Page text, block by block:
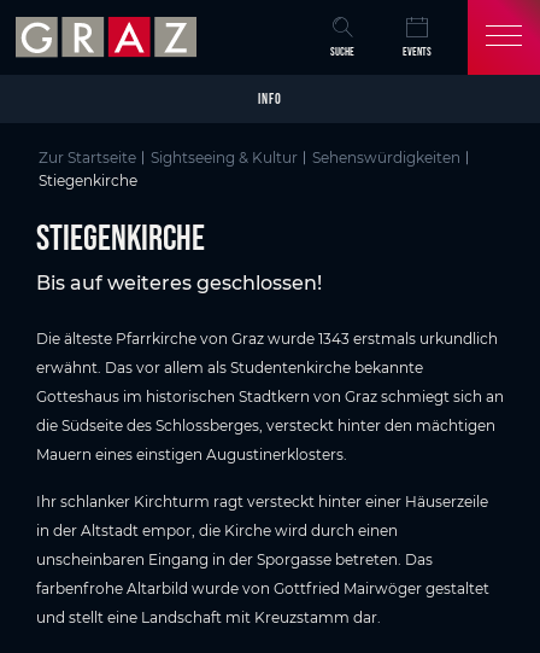
Skip to main content
Skip to table of contents
Skip to main navigation
SUCHE EVENTS
INFO
Zur Startseite Sightseeing & Kultur
Sehenswürdigkeiten
Stiegenkirche
Stiegenkirche
Bis auf weiteres geschlossen!
Die älteste Pfarrkirche von Graz wurde 1343 erstmals urkundlich
erwähnt. Das vor allem als Studentenkirche bekannte
Gotteshaus im historischen Stadtkern von Graz schmiegt sich an
die Südseite des Schlossberges, versteckt hinter den mächtigen
Mauern eines einstigen Augustinerklosters.
Ihr schlanker Kirchturm ragt versteckt hinter einer Häuserzeile
in der Altstadt empor, die Kirche wird durch einen
unscheinbaren Eingang in der Sporgasse betreten. Das
farbenfrohe Altarbild wurde von Gottfried Mairwöger gestaltet
und stellt eine Landschaft mit Kreuzstamm dar.